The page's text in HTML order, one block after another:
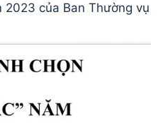
của Ban Thường vụ